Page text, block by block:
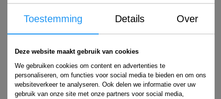
uitleg zonnebrillen-technologie
Toestemming Details Over
Deze website maakt gebruik van cookies
We gebruiken cookies om content en advertenties te
personaliseren, om functies voor social media te bieden en om ons
websiteverkeer te analyseren. Ook delen we informatie over uw
gebruik van onze site met onze partners voor social media,